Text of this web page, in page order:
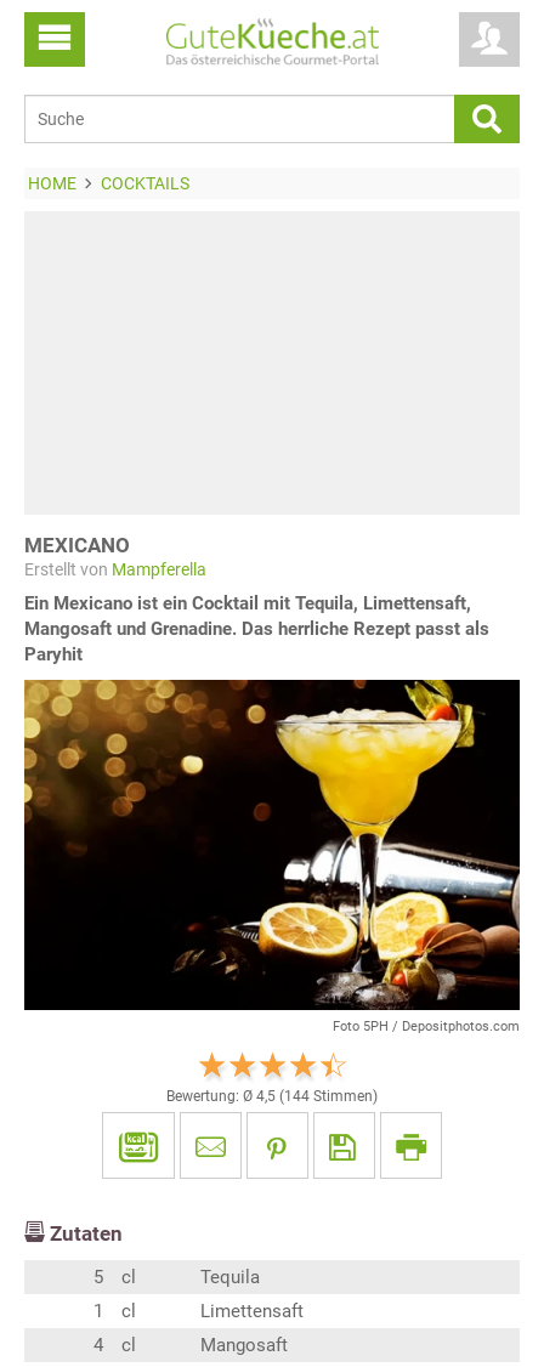
HOME COCKTAILS
MEXICANO
Erstellt von Mampferella
Ein Mexicano ist ein Cocktail mit Tequila, Limettensaft,
Mangosaft und Grenadine. Das herrliche Rezept passt als
Paryhit
Foto 5PH / Depositphotos.com
Bewertung: Ø 4,5 (144 Stimmen)
Zutaten
5 cl
Tequila
1
cl
Limettensaft
4
cl
Mangosaft